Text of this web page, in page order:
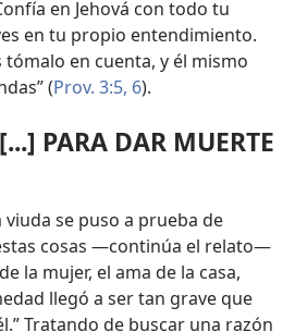
en Jehová con todo tu
en tu propio entendimiento.
en cuenta, y él mismo
(Prov. 3:5, 6).
PARA DAR MUERTE
se puso a prueba de
cosas —continúa el relato—
la mujer, el ama de la casa,
llegó a ser tan grave que
Tratando de buscar una razón